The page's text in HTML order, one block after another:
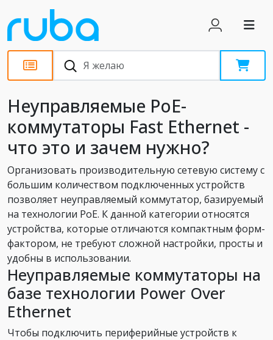
Статьи
Неуправляемые РоЕ-
коммутаторы Fast Ethernet -
что это и зачем нужно?
Организовать производительную сетевую систему с
большим количеством подключенных устройств
позволяет неуправляемый коммутатор, базируемый
на технологии PoE. К данной категории относятся
устройства, которые отличаются компактным форм-
фактором, не требуют сложной настройки, просты и
удобны в использовании.
Неуправляемые коммутаторы на
базе технологии Power Over
Ethernet
Чтобы подключить периферийные устройств к